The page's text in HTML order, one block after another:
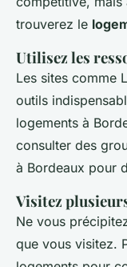
trouverez le
Utilisez les
Les sites comme
outils
logements à
consulter des
à Bordeaux pour
Visitez
Ne vous
que vous visitez.